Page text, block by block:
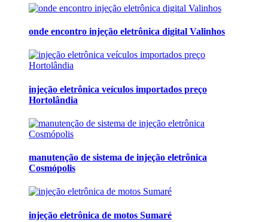
onde encontro injeção eletrônica digital Valinhos
injeção eletrônica veículos importados preço
Hortolândia
manutenção de sistema de injeção eletrônica
Cosmópolis
injeção eletrônica de motos Sumaré